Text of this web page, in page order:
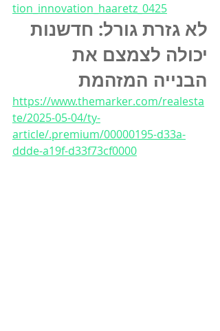
tion_innovation_haaretz_0425
לא גזרת גורל: חדשנות
יכולה לצמצם את
הבנייה המזהמת
https://www.themarker.com/realesta
te/2025-05-04/ty-
article/.premium/00000195-d33a-
ddde-a19f-d33f73cf0000